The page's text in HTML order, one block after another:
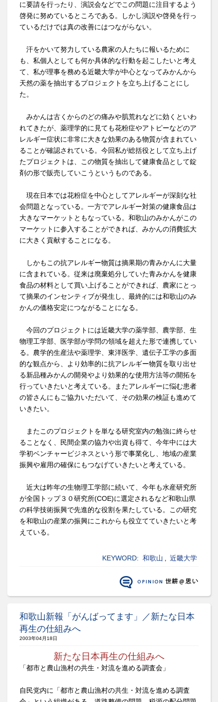
に要請を行ったり、演説会などでこの問題に注目するよう
啓発に努めているところである。しかし演説や啓発を行っ
ているだけでは真の改善にはつながらない。
汗をかいて努力している農家の人たちに報いるために
も、私個人としても何か具体的な行動を起こしたいと考え
て、私が理事を務める近畿大学が中心となってみかんから
天然の薬を抽出するプロジェクトを立ち上げることにし
た。
みかんは古くからのどの痛みや肌荒れなどに効くといわ
れてきたが、薬理学的に見ても花粉症やアトピーなどのア
レルギー症状に非常に大きな効果のある物質が含まれてい
ることが確認されている。今回私が総括役として立ち上げ
たプロジェクトは、この物質を抽出して健康食品として錠
剤の形で販売していこうというものである。
現在日本では花粉症を中心としてアレルギーが深刻な社
会問題となっている。一方でアレルギー対策の健康食品は
大きなマーケットともなっている。和歌山のみかんがこの
マーケットに参入することができれば、みかんの消費拡大
に大きく貢献することになる。
しかもこの抗アレルギー物質は摘果期の青みかんに大量
に含まれている。従来は廃棄処分していた青みかんを健康
食品の材料として買い上げることができれば、農家にとっ
て摘果のインセンティブが発生し、最終的には和歌山のみ
かんの価格安定につながることになる。
今回のプロジェクトには近畿大学の薬学部、農学部、生
物理工学部、医学部が学問の領域を超えた形で連携してい
る。農学的生産法や薬理学、東洋医学、遺伝子工学の多面
的な観点から、より効率的に抗アレルギー物質を取り出せ
る新品種みかんの開発やより効果的な使用方法等の開拓を
行っていきたいと考えている。またアレルギーに悩む患者
の皆さんにもご協力いただいて、その効果の検証も進めて
いきたい。
またこのプロジェクトを単なる研究室内の勉強に終らせ
ることなく、民間企業の協力や出資も得て、今年中には大
学初ベンチャービジネスという形で事業化し、地域の産業
振興や雇用の確保にもつなげていきたいと考えている。
近大は昨年の生物理工学部に続いて、今年も水産研究所
が全国トップ３０研究所(COE)に選定されるなど和歌山県
の科学技術振興で先進的な役割を果たしている。この研究
を和歌山の産業の振興にこれからも役立てていきたいと考
えている。
KEYWORD: 和歌山 近畿大学
和歌山新報「がんばってます」／新たな日本
再生の仕組みへ
2003年04月18日
新たな日本再生の仕組みへ
「都市と農山漁村の共生・対流を進める調査会」
自民党内に「都市と農山漁村の共生・対流を進める調査